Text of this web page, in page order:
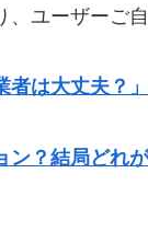
ユーザーご
は大丈夫？
？結局どれ